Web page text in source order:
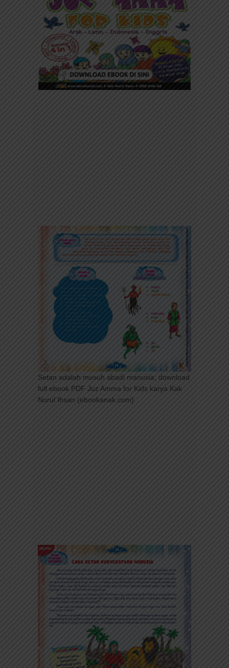
Setan adalah musuh abadi manusia; download
full ebook PDF Juz Amma for Kids karya Kak
Nurul Ihsan (ebookanak.com)